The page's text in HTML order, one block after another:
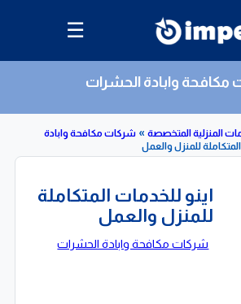
☰
وابادة الحشرات
المتخصصة
»
شركات مكافحة وابادة
اينو للخدمات المتكاملة
للمنزل والعمل